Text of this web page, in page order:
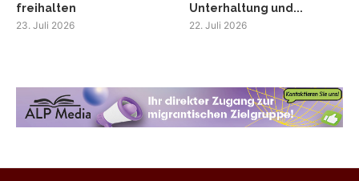
freihalten
23. Juli 2026
Unterhaltung und...
22. Juli 2026